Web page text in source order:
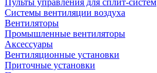
Пульты управления для сплит-систем
Системы вентиляции воздуха
Вентиляторы
Промышленные вентиляторы
Аксессуары
Вентиляционные установки
Приточные установки